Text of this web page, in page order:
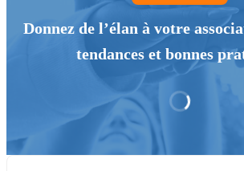
Donnez de l’élan à votre
tendances et bonnes